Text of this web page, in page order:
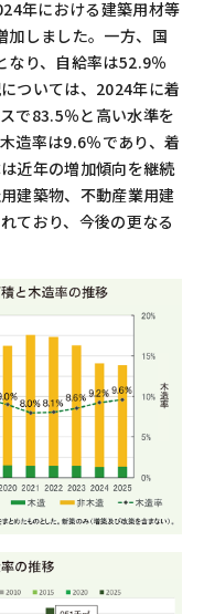
年における建築用材等
加しました。一方、国
なり、自給率は52.9％
ついては、 2024年に着
で83.5％と高い水準を
造率は9.6％であり、着
近年の増加傾向を継続
建築物、不動産業用建
ており、今後の更なる